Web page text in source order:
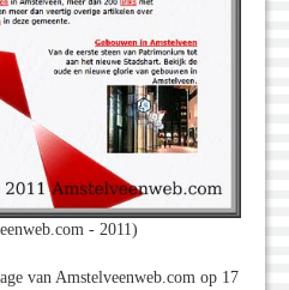
- 2011)
van Amstelveenweb.com op 17